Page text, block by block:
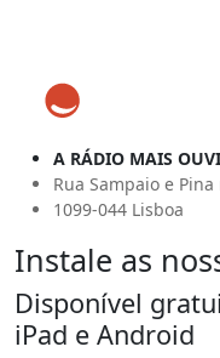
A RÁDIO MAIS
Rua Sampaio e Pina
1099-044 Lisboa
Instale as
Disponível
iPad e Android